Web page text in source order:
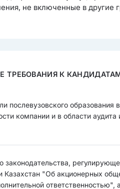
не включенные в другие
ТРЕБОВАНИЯ К
послевузовского образования
компании и в области
законодательства,
Казахстан "Об акционерных
ответственностью",